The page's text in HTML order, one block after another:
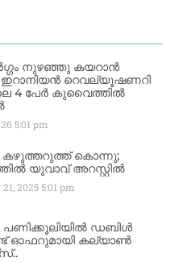
നുഴഞ്ഞു കയറാൻ
ഇറാനിയൻ റെവല്യൂഷണറി
4 പേർ കുവൈത്തിൽ
5:01 pm
കഴുത്തറുത്ത് കൊന്നു;
യുവാവ് അറസ്റ്റിൽ
21, 20255:01 pm
ഡബിൾ
ഓഫറുമായി കല്യാൺ